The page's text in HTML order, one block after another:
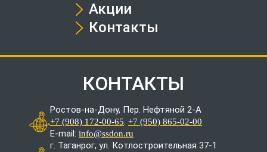
Акции
Контакты
КОНТАКТЫ
Ростов-на-Дону, Пер. Нефтяной 2-А
+7 (908) 172-00-65. +7 (950) 865-02-00
E-mail: info@ssdon.ru
г. Таганрог, ул. Котлостроительная 37-1